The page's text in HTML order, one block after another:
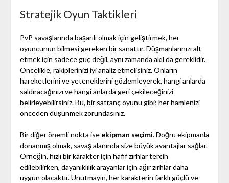
Stratejik Oyun Taktikleri
PvP savaşlarında başarılı olmak için geliştirmek, her
oyuncunun bilmesi gereken bir sanattır. Düşmanlarınızı alt
etmek için sadece güç değil, aynı zamanda akıl da gereklidir.
Öncelikle, rakiplerinizi iyi analiz etmelisiniz. Onların
hareketlerini ve yeteneklerini gözlemleyerek, hangi anlarda
saldıracağınızı ve hangi anlarda geri çekileceğinizi
belirleyebilirsiniz. Bu, bir satranç oyunu gibi; her hamlenizi
önceden düşünmek zorundasınız.
Bir diğer önemli nokta ise ekipman seçimi. Doğru ekipmanla
donanmış olmak, savaş alanında size büyük avantajlar sağlar.
Örneğin, hızlı bir karakter için hafif zırhlar tercih
edilebilirken, dayanıklılık arayanlar için ağır zırhlar daha
uygun olacaktır. Unutmayın, her karakterin farklı güçlü ve